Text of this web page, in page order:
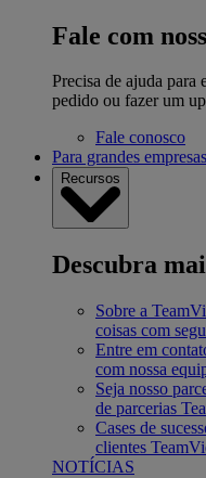
Fale com
Precisa de ajuda para
pedido ou fazer um
Fale conosco
Para grandes empresas
Recursos
Descubra
Sobre a
coisas com
Entre em
com nossa
Seja nosso
de parcerias
Cases de
clientes
NOTÍCIAS